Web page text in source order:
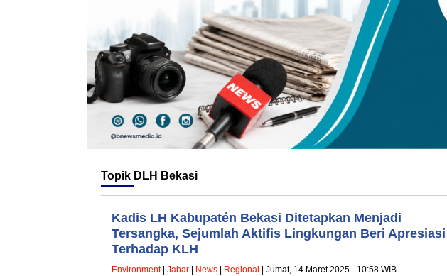
Topik DLH Bekasi
Kadis LH Kabupatén Bekasi Ditetapkan Menjadi
Tersangka, Sejumlah Aktifis Lingkungan Beri Apresiasi
Terhadap KLH
Environment| Jabar News Regional | Jumat, 14 Maret 2025 - 10:58 WIB